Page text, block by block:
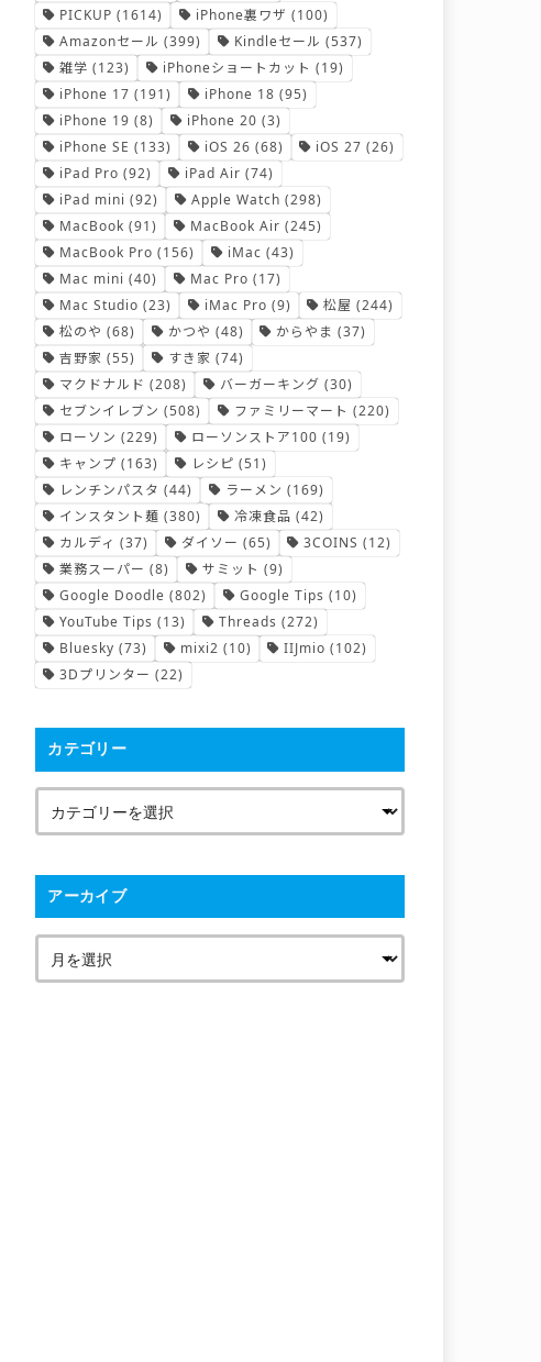
PICKUP (1614) iPhone裏ワザ (100)
Amazonセール (399) Kindleセール (537)
雑学 (123) iPhoneショートカット (19)
iPhone 17 (191) iPhone 18 (95)
iPhone 19 (8) iPhone 20 (3)
iPhone SE (133) iOS 26 (68) iOS 27 (26)
iPad Pro (92) iPad Air (74)
iPad mini (92) Apple Watch (298)
MacBook (91) MacBook Air (245)
MacBook Pro (156) iMac (43)
Mac mini (40) Mac Pro (17)
Mac Studio (23) iMac Pro (9) 松屋 (244)
松のや (68) かつや (48) からやま (37)
吉野家 (55) すき家 (74)
マクドナルド (208) バーガーキング (30)
セブンイレブン (508) ファミリーマート (220)
ローソン (229) ローソンストア100 (19)
キャンプ (163) レシピ (51)
レンチンパスタ (44) ラーメン (169)
インスタント麺 (380) 冷凍食品 (42)
カルディ (37) ダイソー (65) 3COINS (12)
業務スーパー (8) サミット (9)
Google Doodle (802) Google Tips (10)
YouTube Tips (13) Threads (272)
Bluesky (73) mixi2 (10) IIJmio (102)
3Dプリンター (22)
カテゴリー
アーカイブ